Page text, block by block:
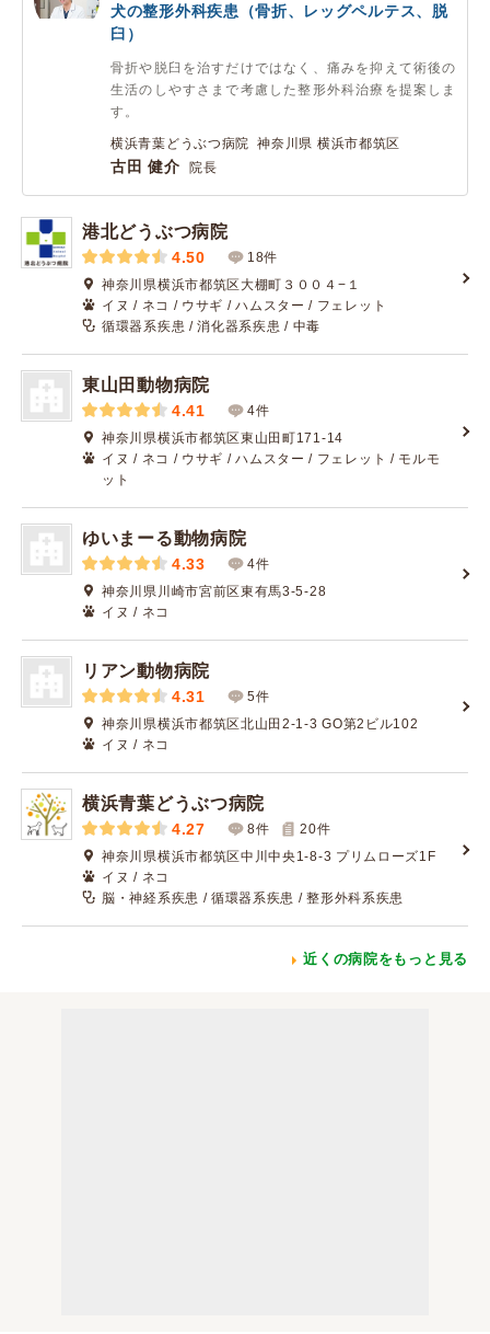
犬の整形外科疾患（骨折、レッグペルテス、脱
臼）
骨折や脱臼を治すだけではなく、痛みを抑えて術後の
生活のしやすさまで考慮した整形外科治療を提案しま
す。
横浜青葉どうぶつ病院 神奈川県 横浜市都筑区
古田 健介 院長
港北どうぶつ病院
4.50
18件
神奈川県横浜市都筑区大棚町３００４−１
イヌ / ネコ / ウサギ / ハムスター / フェレット
循環器系疾患 / 消化器系疾患 / 中毒
東山田動物病院
4.41
4件
神奈川県横浜市都筑区東山田町171-14
イヌ / ネコ / ウサギ / ハムスター / フェレット / モルモ
ット
ゆいまーる動物病院
4.33
4件
神奈川県川崎市宮前区東有馬3-5-28
イヌ / ネコ
リアン動物病院
4.31
5件
神奈川県横浜市都筑区北山田2-1-3 GO第2ビル102
イヌ / ネコ
横浜青葉どうぶつ病院
4.27 8件 20件
神奈川県横浜市都筑区中川中央1-8-3 プリムローズ1F
イヌ / ネコ
脳・神経系疾患 / 循環器系疾患 / 整形外科系疾患
近くの病院をもっと見る